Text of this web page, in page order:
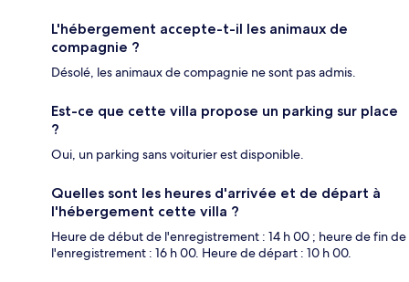
L'hébergement accepte-t-il les animaux de
compagnie ?
Désolé, les animaux de compagnie ne sont pas admis.
Est-ce que cette villa propose un parking sur place
?
Oui, un parking sans voiturier est disponible.
Quelles sont les heures d'arrivée et de départ à
l'hébergement cette villa ?
Heure de début de l'enregistrement : 14 h 00 ; heure de fin de
l'enregistrement : 16 h 00. Heure de départ : 10 h 00.